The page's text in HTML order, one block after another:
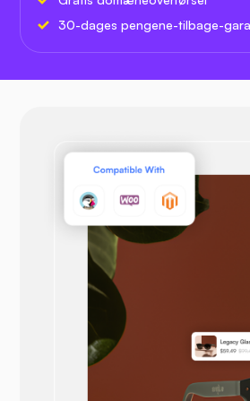
30-dages pengene-tilbage-